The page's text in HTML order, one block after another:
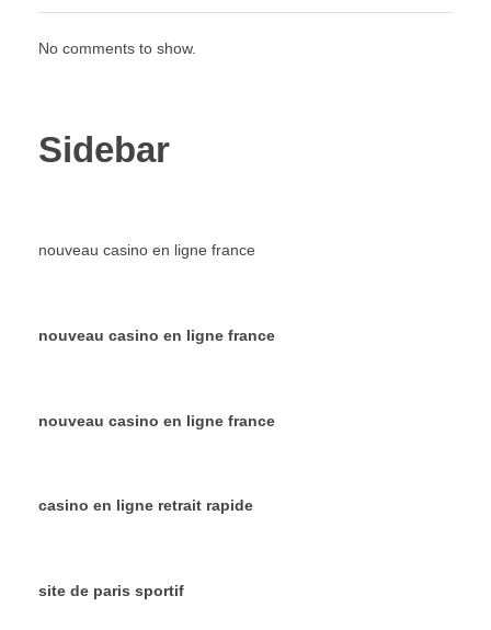
No comments to show.
Sidebar
nouveau casino en ligne france
nouveau casino en ligne france
nouveau casino en ligne france
casino en ligne retrait rapide
site de paris sportif